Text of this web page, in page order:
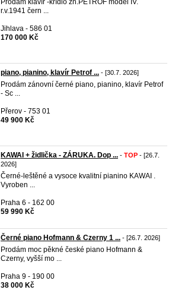
Prodám klavír -křídlo zn.PETROF model IV.
r.v.1941 čern ...
Jihlava - 586 01
170 000 Kč
piano, pianino, klavír Petrof ... - [30.7. 2026]
Prodám zánovní černé piano, pianino, klavír Petrof
- Sc ...
Přerov - 753 01
49 900 Kč
KAWAI + židlička - ZÁRUKA. Dop ... - TOP - [26.7.
2026]
Černé-leštěné a vysoce kvalitní pianino KAWAI .
Vyroben ...
Praha 6 - 162 00
59 990 Kč
Černé piano Hofmann & Czerny 1 ... - [26.7. 2026]
Prodám moc pěkné české piano Hofmann &
Czerny, vyšší mo ...
Praha 9 - 190 00
38 000 Kč